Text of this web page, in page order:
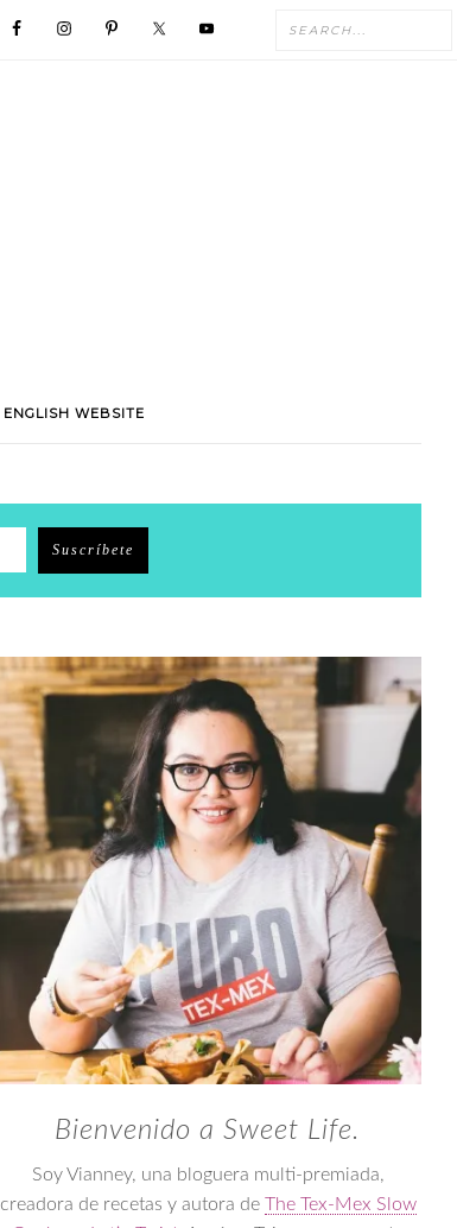
ENGLISH WEBSITE
Bienvenido a Sweet Life.
Soy Vianney, una bloguera multi-premiada,
creadora de recetas y autora de The Tex-Mex Slow